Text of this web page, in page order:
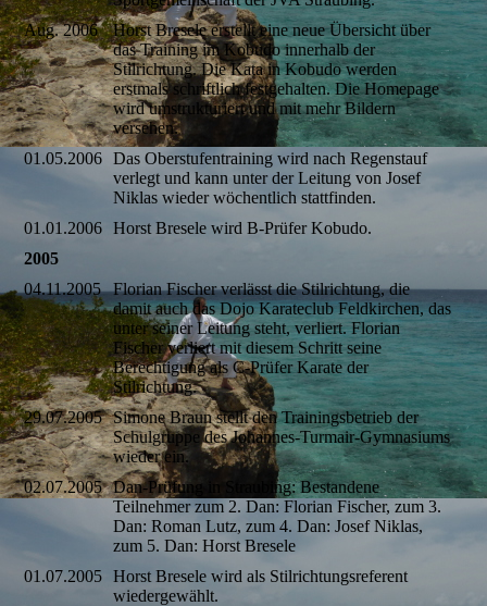
Aug. 2006
Horst Bresele erstellt eine neue Übersicht über
das Training im Kobudo innerhalb der
Stilrichtung. Die Kata in Kobudo werden
erstmals schriftlich festgehalten. Die Homepage
wird umstrukturiert und mit mehr Bildern
versehen.
01.05.2006
Das Oberstufentraining wird nach Regenstauf
verlegt und kann unter der Leitung von Josef
Niklas wieder wöchentlich stattfinden.
01.01.2006
Horst Bresele wird B-Prüfer Kobudo.
2005
04.11.2005
Florian Fischer verlässt die Stilrichtung, die
damit auch das Dojo Karateclub Feldkirchen, das
unter seiner Leitung steht, verliert. Florian
Fischer verliert mit diesem Schritt seine
Berechtigung als C-Prüfer Karate der
Stilrichtung.
29.07.2005 Simone Braun stellt den Trainingsbetrieb der
Schulgruppe des Johannes-Turmair-Gymnasiums
wieder ein.
02.07.2005 Dan-Prüfung in Straubing: Bestandene
Teilnehmer zum 2. Dan: Florian Fischer, zum 3.
Dan: Roman Lutz, zum 4. Dan: Josef Niklas,
zum 5. Dan: Horst Bresele
01.07.2005
Horst Bresele wird als Stilrichtungsreferent
wiedergewählt.